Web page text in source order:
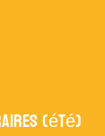
(été)